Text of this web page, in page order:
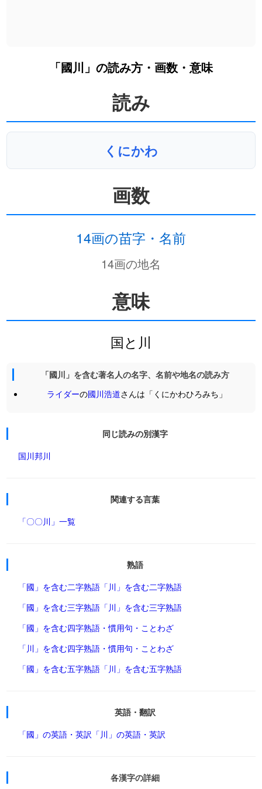
「國川」の読み方・画数・意味
読み
くにかわ
画数
14画の苗字・名前
14画の地名
意味
国と川
「國川」を含む著名人の名字、名前や地名の読み方
ライダーの國川浩道さんは「くにかわひろみち」
同じ読みの別漢字
国川邦川
関連する言葉
「〇〇川」一覧
熟語
「國」を含む二字熟語 「川」を含む二字熟語
「國」を含む三字熟語 「川」を含む三字熟語
「國」を含む四字熟語・慣用句・ことわざ
「川」を含む四字熟語・慣用句・ことわざ
「國」を含む五字熟語 「川」を含む五字熟語
英語・翻訳
「國」の英語・英訳 「川」の英語・英訳
各漢字の詳細